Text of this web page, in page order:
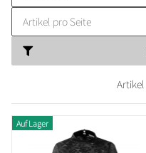
Artikel pro Seite
Artikel
Auf Lager